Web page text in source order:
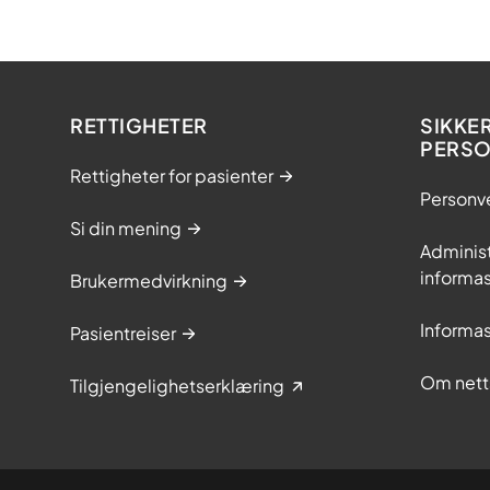
o
e
a
g
h
l
f
RETTIGHETER
Rettigheter for pasienter
Si din mening
Brukermedvirkning
Pasientreiser
Tilgjengelighetserklæring Om